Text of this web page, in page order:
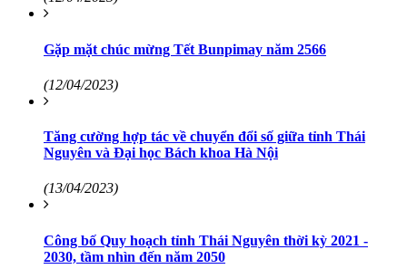
Gặp mặt chúc mừng Tết Bunpimay năm 2566
(12/04/2023)
Tăng cường hợp tác về chuyển đổi số giữa tỉnh Thái
Nguyên và Đại học Bách khoa Hà Nội
(13/04/2023)
Công bố Quy hoạch tỉnh Thái Nguyên thời kỳ 2021 -
2030, tầm nhìn đến năm 2050